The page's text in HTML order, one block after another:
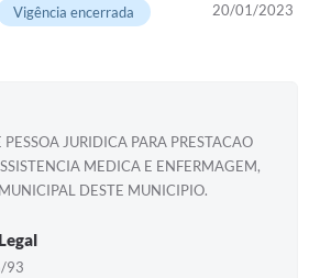
20/01/2023
Vigência encerrada
JURIDICA PARA PRESTACAO
MEDICA E ENFERMAGEM,
DESTE MUNICIPIO.
93